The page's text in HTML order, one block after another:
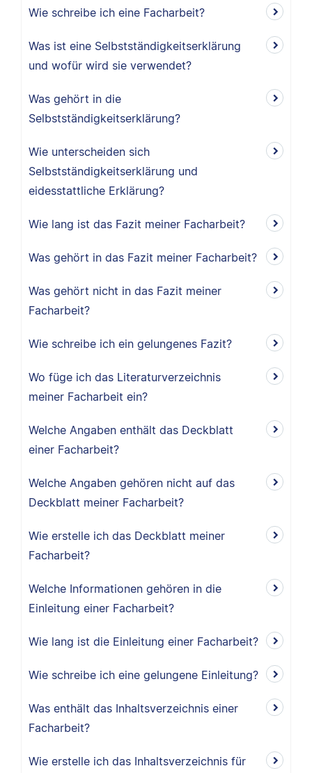
Wie schreibe ich eine Facharbeit?
Was ist eine Selbstständigkeitserklärung
und wofür wird sie verwendet?
Was gehört in die
Selbstständigkeitserklärung?
Wie unterscheiden sich
Selbstständigkeitserklärung und
eidesstattliche Erklärung?
Wie lang ist das Fazit meiner Facharbeit?
Was gehört in das Fazit meiner Facharbeit?
Was gehört nicht in das Fazit meiner
Facharbeit?
Wie schreibe ich ein gelungenes Fazit?
Wo füge ich das Literaturverzeichnis
meiner Facharbeit ein?
Welche Angaben enthält das Deckblatt
einer Facharbeit?
Welche Angaben gehören nicht auf das
Deckblatt meiner Facharbeit?
Wie erstelle ich das Deckblatt meiner
Facharbeit?
Welche Informationen gehören in die
Einleitung einer Facharbeit?
Wie lang ist die Einleitung einer Facharbeit?
Wie schreibe ich eine gelungene Einleitung?
Was enthält das Inhaltsverzeichnis einer
Facharbeit?
Wie erstelle ich das Inhaltsverzeichnis für